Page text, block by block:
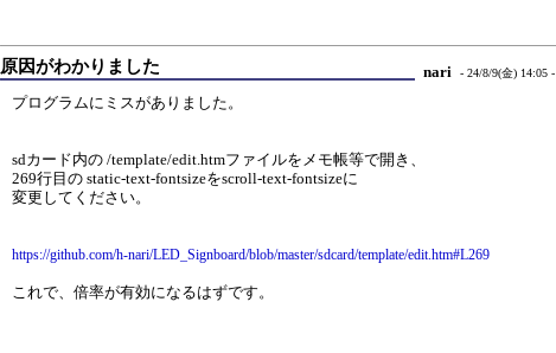
原因がわかりました nari - 24/8/9(金) 14:05 -
プログラムにミスがありました。
sdカード内の /template/edit.htmファイルをメモ帳等で開き、
269行目の static-text-fontsizeをscroll-text-fontsizeに
変更してください。
https://github.com/h-nari/LED_Signboard/blob/master/sdcard/template/edit.htm#L269
これで、倍率が有効になるはずです。